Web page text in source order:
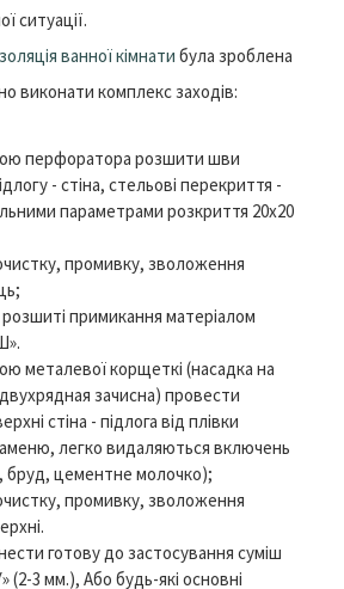
ситуації.
ванної кімнати була зроблена
виконати комплекс заходів:
перфоратора розшити шви
- стіна, стельові перекриття -
параметрами розкриття 20х20
промивку, зволоження
примикання матеріалом
металевої корщеткі (насадка на
зачисна) провести
стіна - підлога від плівки
легко видаляються включень
бруд, цементне молочко);
промивку, зволоження
готову до застосування суміш
(2-3 мм.), Або будь-які основні